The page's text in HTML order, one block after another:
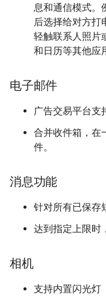
息和通信模式。
后选择给对方打
轻触联系人照片
和日历等其他应
电子邮件
广告交易平台支
合并收件箱，在
件。
消息功能
针对所有已保存
达到指定上限时
相机
支持内置闪光灯